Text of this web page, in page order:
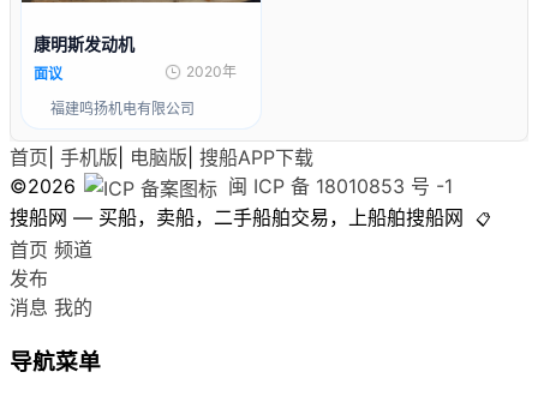
康明斯发动机
面议 2020年
福建鸣扬机电有限公司
首页 手机版 电脑版 搜船APP下载
©2026
闽 ICP 备 18010853 号 -1
搜船网 — 买船，卖船，二手船舶交易，上船舶搜船网
📋
首页 频道
发布
消息 我的
导航菜单